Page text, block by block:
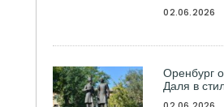
02.06.2026
Оренбург
Даля в